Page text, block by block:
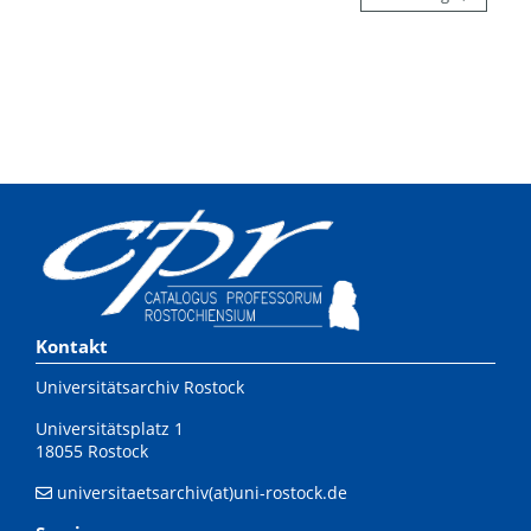
Kontakt
Universitätsarchiv Rostock
Universitätsplatz 1
18055 Rostock
universitaetsarchiv(at)uni-rostock.de